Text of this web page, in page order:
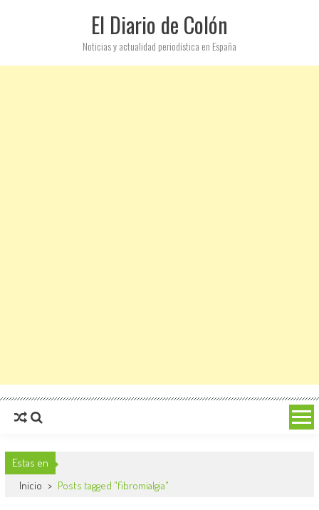
El Diario de Colón
Noticias y actualidad periodística en España
Estas en
Inicio > Posts tagged "fibromialgia"